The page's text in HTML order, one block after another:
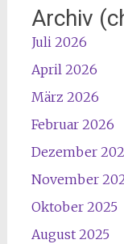
Archiv
Juli 2026
April 2026
März 2026
Februar 2026
Dezember
November
Oktober 2025
August 2025